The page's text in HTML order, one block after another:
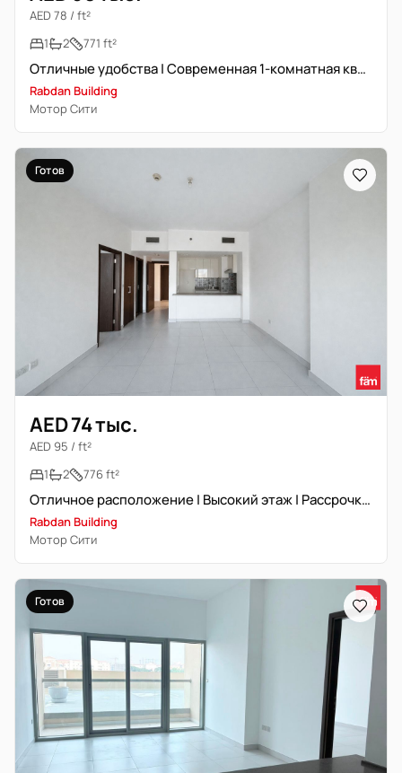
AED 78 / ft²
1
2 771 ft²
Отличные удобства | Современная 1-комнатная квартира
Rabdan Building
Мотор Сити
Готов
AED 74 тыс.
AED 95 / ft²
1
2 776 ft²
Отличное расположение | Высокий этаж | Рассрочка платежа
Rabdan Building
Мотор Сити
Готов